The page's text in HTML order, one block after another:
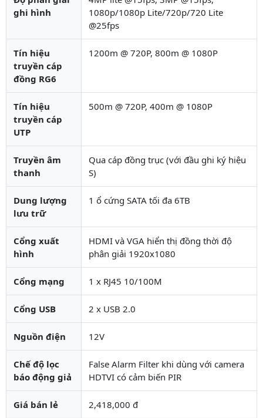
ghi hình
1080p/1080p Lite/720p/720 Lite
@25fps
Tín hiệu
truyền cáp
đồng RG6
1200m @ 720P, 800m @ 1080P
Tín hiệu
truyền cáp
UTP
500m @ 720P, 400m @ 1080P
Truyền âm
thanh
Qua cáp đồng trục (với đầu ghi ký hiệu
S)
Dung lượng
lưu trữ
1 ổ cứng SATA tối đa 6TB
Cổng xuất
hình
HDMI và VGA hiển thị đồng thời độ
phân giải 1920x1080
Cổng mạng 1 x RJ45 10/100M
Cổng USB 2 x USB 2.0
Nguồn điện 12V
Chế độ lọc
báo động giả
False Alarm Filter khi dùng với camera
HDTVI có cảm biến PIR
Giá bán lẻ 2,418,000 đ